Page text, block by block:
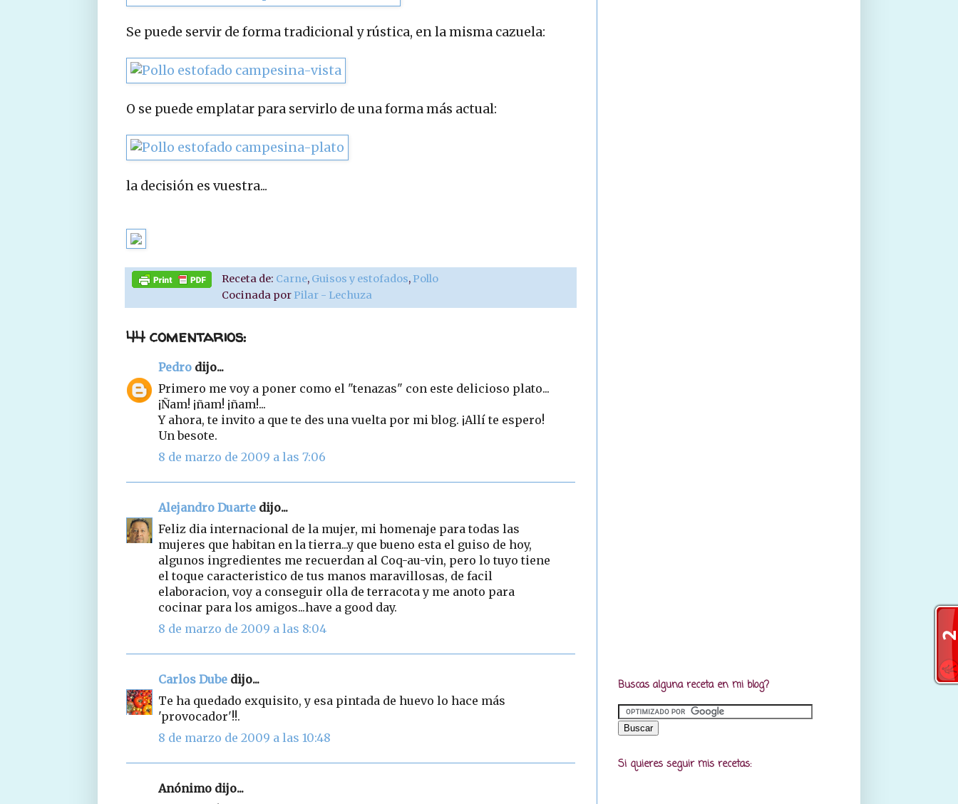
Se puede servir de forma tradicional y rústica, en la misma cazuela:
O se puede emplatar para servirlo de una forma más actual:
la decisión es vuestra...
Receta de: Carne, Guisos y estofados, Pollo
Cocinada por Pilar - Lechuza
44 comentarios:
Pedro dijo...
Primero me voy a poner como el "tenazas" con este delicioso plato...
¡Ñam! ¡ñam! ¡ñam!...
Y ahora, te invito a que te des una vuelta por mi blog. ¡Allí te espero!
Un besote.
8 de marzo de 2009 a las 7:06
Alejandro Duarte dijo...
Feliz dia internacional de la mujer, mi homenaje para todas las
mujeres que habitan en la tierra...y que bueno esta el guiso de hoy,
algunos ingredientes me recuerdan al Coq-au-vin, pero lo tuyo tiene
el toque caracteristico de tus manos maravillosas, de facil
elaboracion, voy a conseguir olla de terracota y me anoto para
cocinar para los amigos...have a good day.
8 de marzo de 2009 a las 8:04
Carlos Dube dijo...
Te ha quedado exquisito, y esa pintada de huevo lo hace más
'provocador'!!.
8 de marzo de 2009 a las 10:48
Anónimo dijo...
Buscas alguna receta en mi blog?
Si quieres seguir mis recetas: